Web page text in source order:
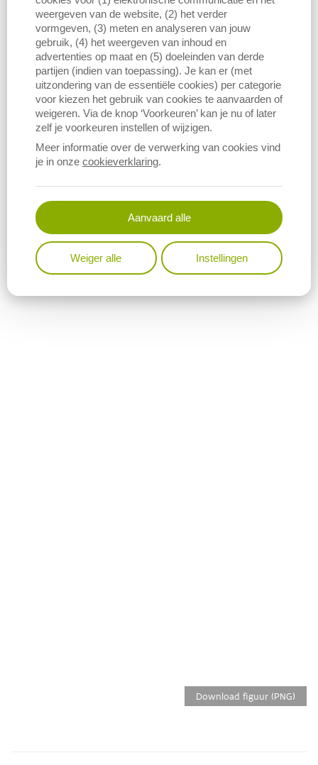
Download figuur (PNG)
Download figuur (PNG)
weergeven van de website, (2) het verder
vormgeven, (3) meten en analyseren van jouw
gebruik, (4) het weergeven van inhoud en
advertenties op maat en (5) doeleinden van derde
partijen (indien van toepassing). Je kan er (met
uitzondering van de essentiële cookies) per categorie
voor kiezen het gebruik van cookies te aanvaarden of
weigeren. Via de knop ‘Voorkeuren’ kan je nu of later
zelf je voorkeuren instellen of wijzigen.
Meer informatie over de verwerking van cookies vind
je in onze cookieverklaring.
Aanvaard alle
Weiger alle Instellingen